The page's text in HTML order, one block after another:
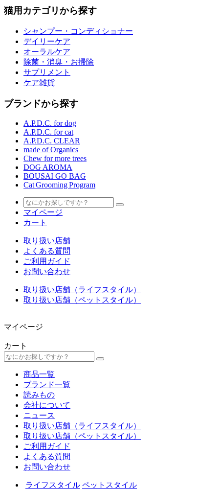
猫用カテゴリから探す
シャンプー・コンディショナー
デイリーケア
オーラルケア
除菌・消臭・お掃除
サプリメント
ケア雑貨
ブランドから探す
A.P.D.C. for dog
A.P.D.C. for cat
A.P.D.C. CLEAR
made of Organics
Chew for more trees
DOG AROMA
BOUSAI GO BAG
Cat Grooming Program
マイページ
カート
取り扱い店舗
よくある質問
ご利用ガイド
お問い合わせ
取り扱い店舗（ライフスタイル）
取り扱い店舗（ペットスタイル）
マイページ
カート
商品一覧
ブランド一覧
読みもの
会社について
ニュース
取り扱い店舗（ライフスタイル）
取り扱い店舗（ペットスタイル）
ご利用ガイド
よくある質問
お問い合わせ
ライフスタイル ペットスタイル